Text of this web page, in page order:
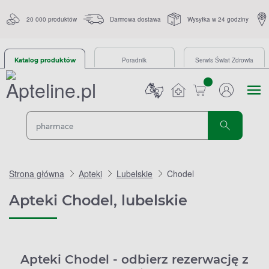
20 000 produktów Darmowa dostawa Wysyłka w 24 godziny
Katalog produktów Poradnik Serwis Świat Zdrowia
sztuk
Strona główna Apteki Lubelskie Chodel
Apteki Chodel, lubelskie
Apteki Chodel - odbierz rezerwację z